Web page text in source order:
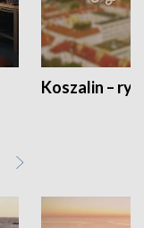
Koszalin –